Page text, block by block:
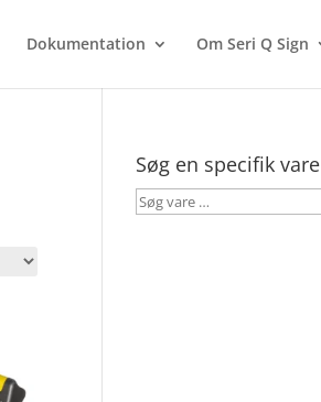
Dokumentation Om Seri Q Sign
Søg en specifik vare
Søg